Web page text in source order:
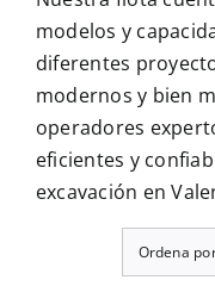
CONTÁCTENOS
modelos y
diferentes
modernos y bien
operadores
eficientes y
excavación en
Ordena